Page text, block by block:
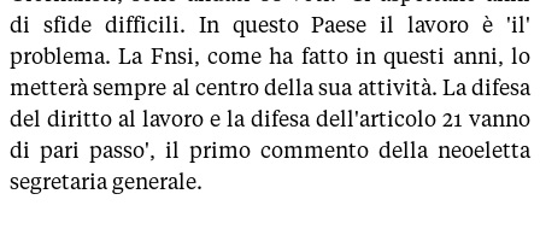
di sfide difficili. In questo Paese il lavoro è 'il'
problema. La Fnsi, come ha fatto in questi anni, lo
metterà sempre al centro della sua attività. La difesa
del diritto al lavoro e la difesa dell'articolo 21 vanno
di pari passo', il primo commento della neoeletta
segretaria generale.